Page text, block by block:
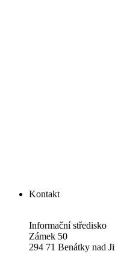
Kontakt
Informační středisko
Zámek 50
294 71 Benátky nad